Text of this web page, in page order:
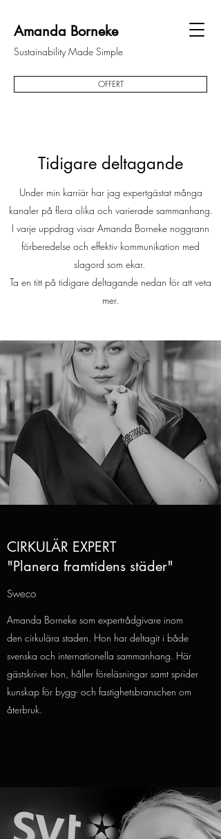
Amanda Borneke
Sustainability Made Simple
OFFERT
Tidigare deltagande
Under min karriär har jag expertgästat många
kanaler på flera olika och varierade sammanhang.
I varje uppdrag visar Amanda Borneke noggrann
förberedelse och effektiv kommunikation med
slagord som ekar.
Ta en titt på tidigare deltagande nedan för att veta
mer.
CIRKULÄR EXPERT
"Planera framtidens städer"
Sweco
Amanda Borneke som expertrådgivare inom
den cirkulära staden. Hon har deltagit i både
svenska och internationella sammanhang. Här
gästskriver hon, håller föreläsningar samt sprider
kunskap för bygg- och fastighetsbranschen om
återbruk.